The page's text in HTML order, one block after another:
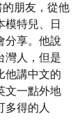
朋友，從他
模特兒、日
分享。他說
灣人，但是
他講中文的
文一點外地
多得的人